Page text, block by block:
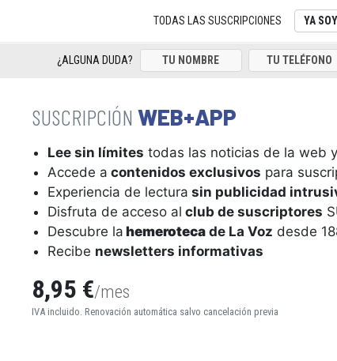
TODAS LAS SUSCRIPCIONES YA
¿ALGUNA DUDA?
WEB+APP
Lee sin límites todas las noticias de la web
Accede a contenidos exclusivos para
Experiencia de lectura sin publicidad
Disfruta de acceso al club de suscriptores
Descubre la hemeroteca de La Voz desde
Recibe newsletters informativas
8,95 €/mes
IVA incluido. Renovación automática salvo cancelación previa